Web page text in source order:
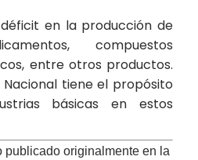
en la producción de
compuestos
entre otros productos.
tiene el propósito
básicas en estos
publicado originalmente en la